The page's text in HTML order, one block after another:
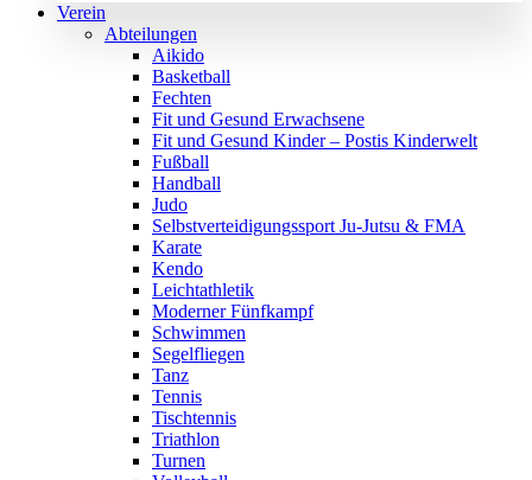
Verein
Abteilungen
Aikido
Basketball
Fechten
Fit und Gesund Erwachsene
Fit und Gesund Kinder – Postis Kinderwelt
Fußball
Handball
Judo
Selbstverteidigungssport Ju-Jutsu & FMA
Karate
Kendo
Leichtathletik
Moderner Fünfkampf
Schwimmen
Segelfliegen
Tanz
Tennis
Tischtennis
Triathlon
Turnen